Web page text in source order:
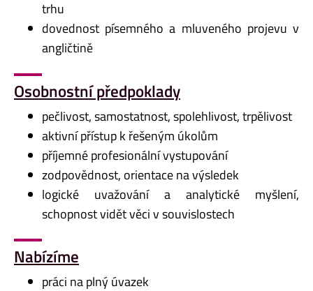
trhu
dovednost písemného a mluveného projevu v
angličtině
Osobnostní předpoklady
pečlivost, samostatnost, spolehlivost, trpělivost
aktivní přístup k řešeným úkolům
příjemné profesionální vystupování
zodpovědnost, orientace na výsledek
logické uvažování a analytické myšlení,
schopnost vidět věci v souvislostech
Nabízíme
práci na plný úvazek